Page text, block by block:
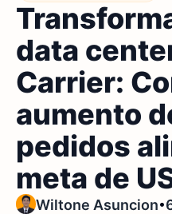
data
Carrier:
aumento
pedidos
meta de
Wiltone Asuncion•